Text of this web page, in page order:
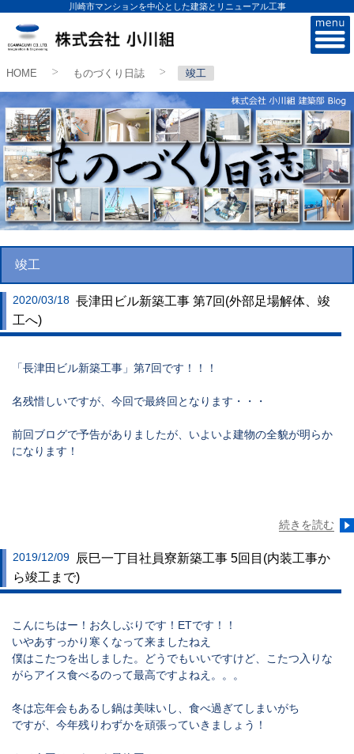
川崎市マンションを中心とした建築とリニューアル工事
HOME >ものづくり日誌 竣工
竣工
2020/03/18 長津田ビル新築工事 第7回(外部足場解体、竣
工へ)
「長津田ビル新築工事」第7回です！！！
名残惜しいですが、今回で最終回となります・・・
前回ブログで予告がありましたが、いよいよ建物の全貌が明らか
になります！
続きを読む
2019/12/09
辰巳一丁目社員寮新築工事 5回目(内装工事か
ら竣工まで)
こんにちはー！お久しぶりです！ETです！！
いやあすっかり寒くなって来ましたねえ
僕はこたつを出しました。どうでもいいですけど、こたつ入りな
がらアイス食べるのって最高ですよねえ。。。
冬は忘年会もあるし鍋は美味いし、食べ過ぎてしまいがち
ですが、今年残りわずかを頑張っていきましょう！